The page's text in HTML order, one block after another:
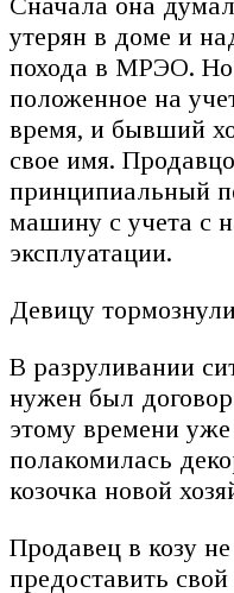
утерян в доме и
похода в МРЭО. Но
положенное на
время, и бывший
свое имя.
принципиальный
машину с учета с
эксплуатации.
Девицу
В разруливании
нужен был
этому времени
полакомилась
козочка новой
Продавец в козу
предоставить